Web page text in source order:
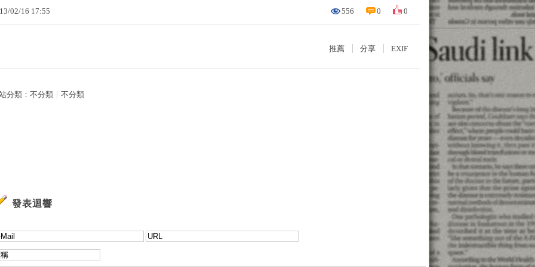
/02/16 17:55 556 0 0
推薦 分享 EXIF
分類： 不分類 不分類
發表迴響